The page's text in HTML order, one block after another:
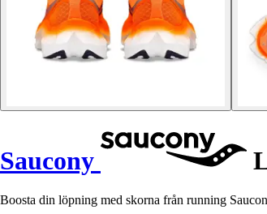
Saucony
Boosta din löpning med skorna från running